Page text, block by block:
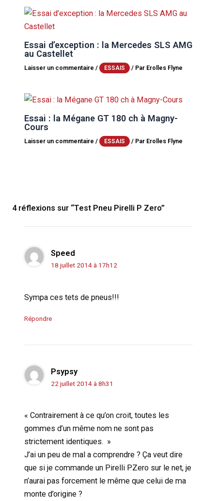
Essai d’exception : la Mercedes SLS AMG
au Castellet
Laisser un commentaire / ESSAIS / Par Erolles Flyne
Essai : la Mégane GT 180 ch à Magny-
Cours
Laisser un commentaire / ESSAIS / Par Erolles Flyne
4 réflexions sur “Test Pneu Pirelli P Zero”
Speed
18 juillet 2014 à 17h12
Sympa ces tets de pneus!!!
Répondre
Psypsy
22 juillet 2014 à 8h31
« Contrairement à ce qu’on croit, toutes les
gommes d’un même nom ne sont pas
strictement identiques. »
J’ai un peu de mal a comprendre ? Ça veut dire
que si je commande un Pirelli PZero sur le net, je
n’aurai pas forcement le même que celui de ma
monte d’origine ?